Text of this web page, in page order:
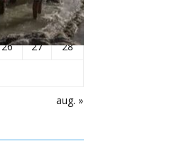
aug. »
19 20
21
26 27
28